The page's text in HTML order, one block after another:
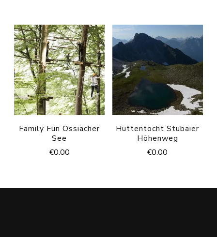
Family Fun Ossiacher
See
€0.00
Huttentocht Stubaier
Höhenweg
€0.00